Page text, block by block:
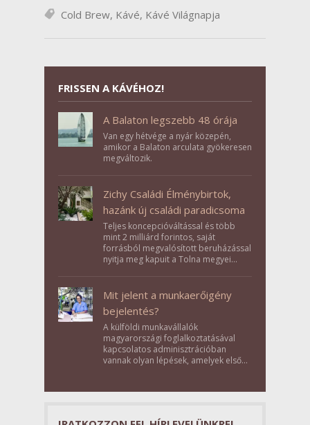
Cold Brew, Kávé, Kávé Világnapja
FRISSEN A KÁVÉHOZ!
A Balaton legszebb 48 órája
Van egy hétvége a nyár közepén,
amikor a Balaton arculata gyökeresen
megváltozik.
Zichy Családi Élménybirtok,
hazánk új családi paradicsoma
Teljes koncepcióváltással és több
mint 2 milliárd forintos, saját
forrásból megvalósított beruházással
nyitja meg kapuit a Tolna megyei
Mit jelent a munkaerőigény
bejelentés?
A külföldi munkavállalók
magyarországi foglalkoztatásával
kapcsolatos adminisztrációban
vannak olyan lépések, amelyek első
szerepet töltenek be az egész